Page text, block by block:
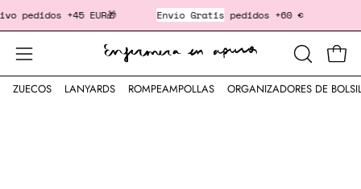
Saltar
al
contenido
pedidos +45 EUR🎁 Envío Gratispedidos +60 €
Abrir
menú
ABRIR
BARRA
ZUECOS LANYARDS ROMPEAMPOLLAS ORGANIZADORES DE